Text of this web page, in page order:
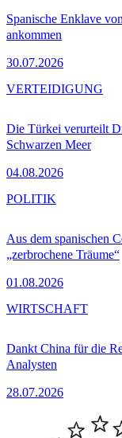
Spanische Enklave
ankommen
30.07.2026
Die Türkei verurteilt
Schwarzen Meer
04.08.2026
VERTEIDIGUNG
Aus dem spanischen
„zerbrochene Träume“
01.08.2026
POLITIK
Dankt China für die
Analysten
28.07.2026
WIRTSCHAFT